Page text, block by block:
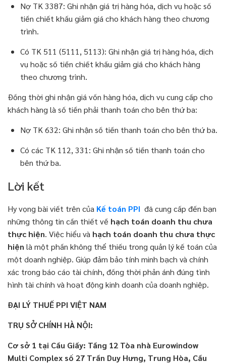
Nợ TK 3387: Ghi nhận giá trị hàng hóa, dịch vụ hoặc số
tiền chiết khấu giảm giá cho khách hàng theo chương
trình.
Có TK 511 (5111, 5113): Ghi nhận giá trị hàng hóa, dịch
vụ hoặc số tiền chiết khấu giảm giá cho khách hàng
theo chương trình.
Đồng thời ghi nhận giá vốn hàng hóa, dịch vụ cung cấp cho
khách hàng là số tiền phải thanh toán cho bên thứ ba:
Nợ TK 632: Ghi nhận số tiền thanh toán cho bên thứ ba.
Có các TK 112, 331: Ghi nhận số tiền thanh toán cho
bên thứ ba.
Lời kết
Hy vọng bài viết trên của Kế toán PPI đã cung cấp đến bạn
những thông tin cần thiết về hạch toán doanh thu chưa
thực hiện. Việc hiểu và hạch toán doanh thu chưa thực
hiện là một phần không thể thiếu trong quản lý kế toán của
một doanh nghiệp. Giúp đảm bảo tính minh bạch và chính
xác trong báo cáo tài chính, đồng thời phản ánh đúng tình
hình tài chính và hoạt động kinh doanh của doanh nghiệp.
ĐẠI LÝ THUẾ PPI VIỆT NAM
TRỤ SỞ CHÍNH HÀ NỘI:
Cơ sở 1 tại Cầu Giấy: Tầng 12 Tòa nhà Eurowindow
Multi Complex số 27 Trần Duy Hưng, Trung Hòa, Cầu